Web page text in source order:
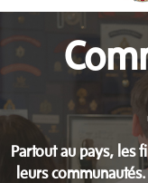
Partout au pays, les
leurs